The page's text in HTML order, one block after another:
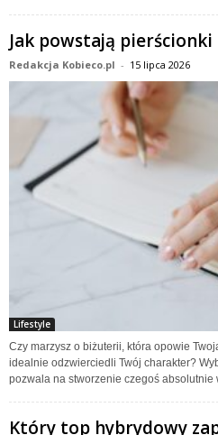
Jak powstają
Redakcja Kobieco.pl - 15 lipca 2026
Lifestyle
Czy marzysz o biżuterii, która opowie
idealnie odzwierciedli Twój charakter?
pozwala na stworzenie czegoś absolutnie
Który top hybrydowy